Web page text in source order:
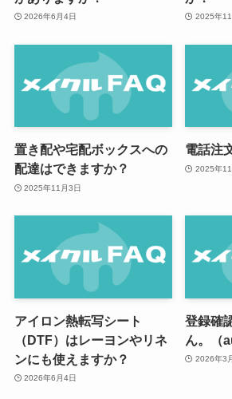
2026年6月4日 2025年11
置き配や宅配ボックスへの
配達はできますか？
2025年11月3日
電話注
2025年11
アイロン熱転写シート
（DTF）はレーヨンやリネ
ンにも使えますか？
2026年6月4日
登録確
ん。（
2026年3